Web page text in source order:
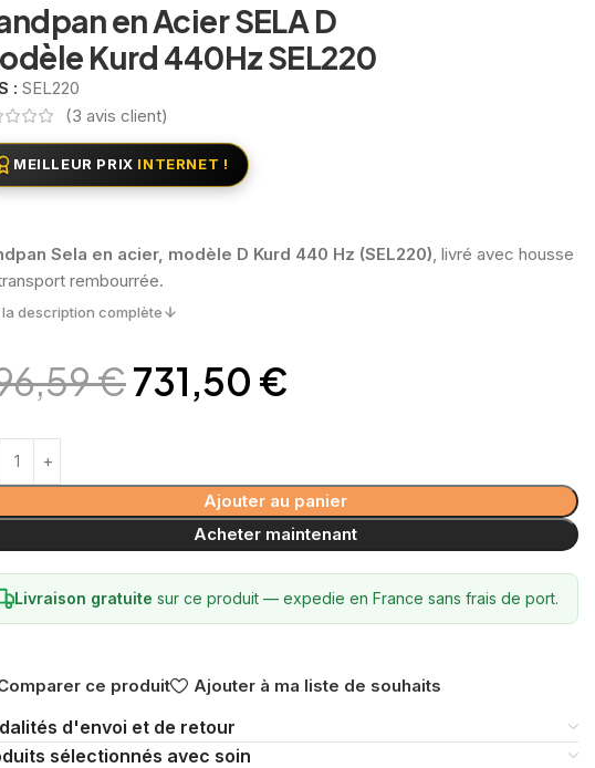
en Acier SELA D
Kurd 440Hz SEL220
:SEL220
(3 avis client)
MEILLEUR PRIX INTERNET !
Sela en acier, modèle D Kurd 440 Hz (SEL220), livré avec housse
rembourrée.
la description complète
€731,50 €
Ajouter au panier
Acheter maintenant
Livraison gratuite sur ce produit — expedie en France sans frais de port.
ce produit Ajouter à ma liste de souhaits
d'envoi et de retour
sélectionnés avec soin